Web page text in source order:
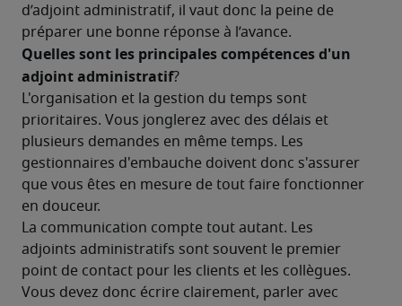
d’adjoint administratif, il vaut donc la peine de
préparer une bonne réponse à l’avance.
Quelles sont les principales compétences d'un
adjoint administratif?
L'organisation et la gestion du temps sont
prioritaires. Vous jonglerez avec des délais et
plusieurs demandes en même temps. Les
gestionnaires d'embauche doivent donc s'assurer
que vous êtes en mesure de tout faire fonctionner
en douceur.
La communication compte tout autant. Les
adjoints administratifs sont souvent le premier
point de contact pour les clients et les collègues.
Vous devez donc écrire clairement, parler avec